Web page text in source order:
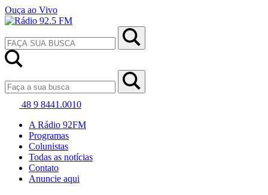
Ouça ao Vivo
48 9 8441.0010
A Rádio 92FM
Programas
Colunistas
Todas as notícias
Contato
Anuncie aqui